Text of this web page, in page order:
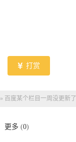
打赏
» 百度某个栏目一周没更新了
更多 (0)